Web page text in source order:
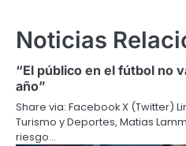
Noticias
“El público en el fútbol no
año”
Share via: Facebook X (Twitter)
Turismo y Deportes, Matias
riesgo…